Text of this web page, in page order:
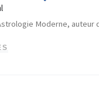
Moderne, auteur